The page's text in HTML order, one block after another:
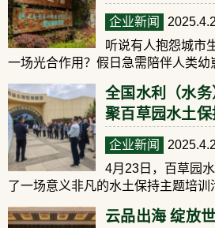
企业新闻
听说有人抱怨城市
一场光合作用？假日急需陪伴人类幼
全国水利（水
聚百草园水土
企业新闻
4月23日，百草园
了一场意义非凡的水土保持主题培训
云品出海 绽放